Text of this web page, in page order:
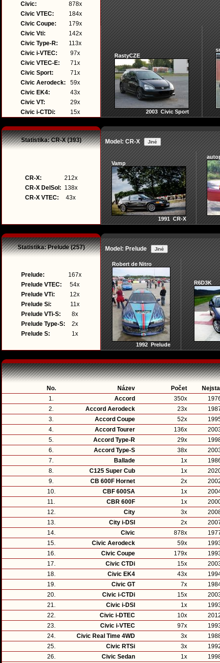
Civic:
878x
Civic VTEC:
184x
Civic Coupe:
179x
Civic Vti:
142x
Civic Type-R:
113x
Civic i-VTEC:
97x
Civic VTEC-E:
71x
Civic Sport:
71x
Civic Aerodeck:
59x
Civic EK4:
43x
Civic VT:
29x
Civic i-CTDi:
15x
RastyCZE
2003 Civic Sport
Statistika: CR-X (393) Model: CR-X
CR-X:
212x
CR-X DelSol: 138x
CR-X VTEC:
43x
Vamp
1991 CR-X
Statistika: Prelude (257) Model: Prelude
Prelude:
167x
Prelude VTEC:
54x
Prelude VTi:
12x
Prelude Si:
11x
Prelude VTi-S:
8x
Prelude Type-S:
2x
Prelude S:
1x
Robert de Nitro
1992 Prelude
R6D3K
No. Název Počet
1.
Accord 350x
2.
Accord Aerodeck 23x
3.
Accord Coupe 52x
4.
Accord Tourer 136x
5.
Accord Type-R 29x
6.
Accord Type-S 38x
7.
Ballade 1x
8.
C125 Super Cub 1x
9.
CB 600F Hornet 2x
10.
CBF 600SA 1x
11.
CBR 600F 1x
12.
City 3x
13.
City i-DSI 2x
14.
Civic 878x
15.
Civic Aerodeck 59x
16.
Civic Coupe 179x
17.
Civic CTDi 15x
18.
Civic EK4 43x
19.
Civic GT 7x
20.
Civic i-CTDi 15x
21.
Civic i-DSI 1x
22.
Civic i-DTEC 10x
23.
Civic i-VTEC 97x
24.
Civic Real Time 4WD 3x
25.
Civic RTSi 3x
26.
Civic Sedan 1x